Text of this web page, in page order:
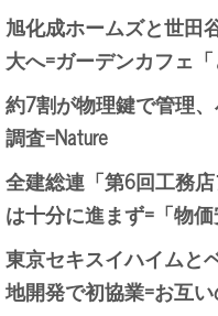
旭化成ホームズと世田
大へ=ガーデンカフェ
約7割が物理鍵で管理
調査=Nature
全建総連「第6回工務
は十分に進まず=「物
東京セキスイハイムと
地開発で初協業=お互